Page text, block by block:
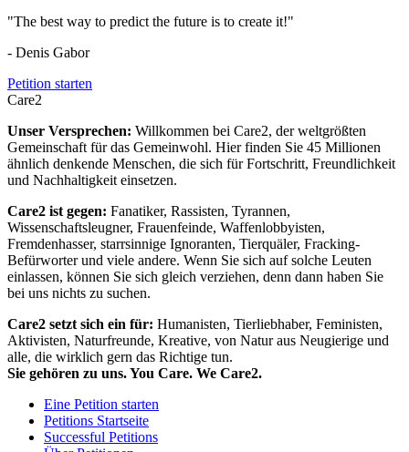
"The best way to predict the future is to create it!"
- Denis Gabor
Petition starten
Care2
Unser Versprechen: Willkommen bei Care2, der weltgrößten
Gemeinschaft für das Gemeinwohl. Hier finden Sie 45 Millionen
ähnlich denkende Menschen, die sich für Fortschritt, Freundlichkeit
und Nachhaltigkeit einsetzen.
Care2 ist gegen: Fanatiker, Rassisten, Tyrannen,
Wissenschaftsleugner, Frauenfeinde, Waffenlobbyisten,
Fremdenhasser, starrsinnige Ignoranten, Tierquäler, Fracking-
Befürworter und viele andere. Wenn Sie sich auf solche Leuten
einlassen, können Sie sich gleich verziehen, denn dann haben Sie
bei uns nichts zu suchen.
Care2 setzt sich ein für: Humanisten, Tierliebhaber, Feministen,
Aktivisten, Naturfreunde, Kreative, von Natur aus Neugierige und
alle, die wirklich gern das Richtige tun.
Sie gehören zu uns. You Care. We Care2.
Eine Petition starten
Petitions Startseite
Successful Petitions